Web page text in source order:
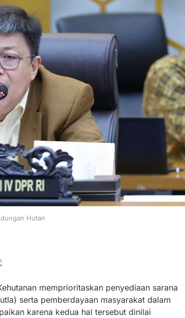
Hutan
memprioritaskan penyediaan sarana
serta pemberdayaan masyarakat dalam
karena kedua hal tersebut dinilai